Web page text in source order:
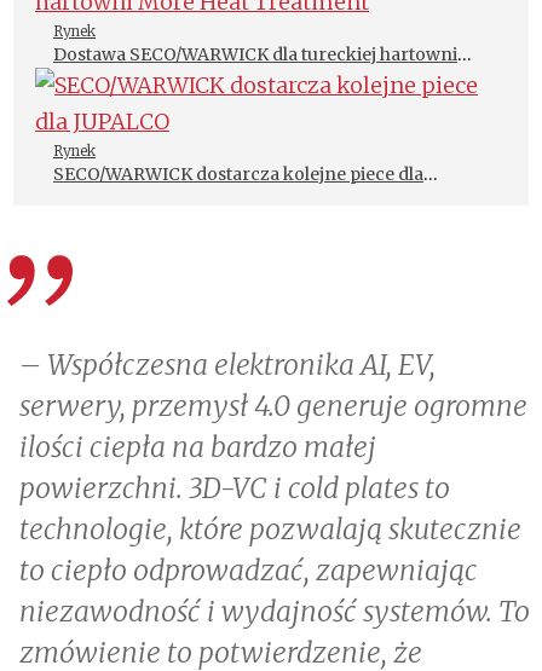
Rynek
Dostawa SECO/WARWICK dla tureckiej hartowni
More Heat Treatment
Rynek
SECO/WARWICK dostarcza kolejne piece dla
– Współczesna elektronika AI, EV,
serwery, przemysł 4.0 generuje ogromne
ilości ciepła na bardzo małej
powierzchni. 3D-VC i cold plates to
technologie, które pozwalają skutecznie
to ciepło odprowadzać, zapewniając
niezawodność i wydajność systemów. To
zmówienie to potwierdzenie, że